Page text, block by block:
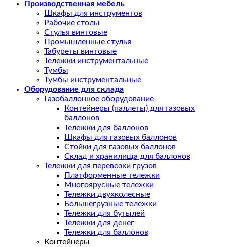
Производственная мебель
Шкафы для инструментов
Рабочие столы
Стулья винтовые
Промышленные стулья
Табуреты винтовые
Тележки инструментальные
Тумбы
Тумбы инструментальные
Оборудование для склада
Газобаллонное оборудование
Контейнеры (паллеты) для газовых
баллонов
Тележки для баллонов
Шкафы для газовых баллонов
Стойки для газовых баллонов
Склад и хранилища для баллонов
Тележки для перевозки грузов
Платформенные тележки
Многоярусные тележки
Тележки двухколесные
Большегрузные тележки
Тележки для бутылей
Тележки для денег
Тележки для баллонов
Контейнеры